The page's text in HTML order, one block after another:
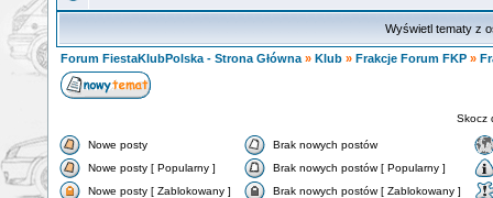
Wyświetl tematy z
Forum FiestaKlubPolska - Strona Główna » Klub » Frakcje Forum FKP »
Skocz
Nowe posty
Brak nowych postów
Nowe posty [ Popularny ]
Brak nowych postów [ Popularny ]
Nowe posty [ Zablokowany ]
Brak nowych postów [ Zablokowany ]